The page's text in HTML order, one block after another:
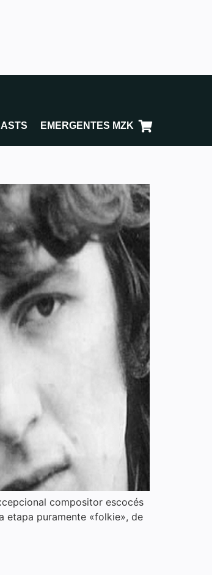
EMERGENTES MZK
compositor escocés
etapa puramente «folkie», de